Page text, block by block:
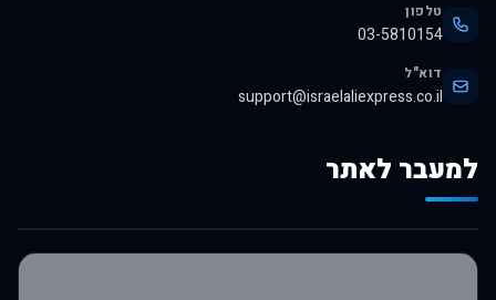
טלפון
03-5810154
דוא"ל
support@israelaliexpress.co.il
למעבר לאתר
לרכישה באלי אקספרס